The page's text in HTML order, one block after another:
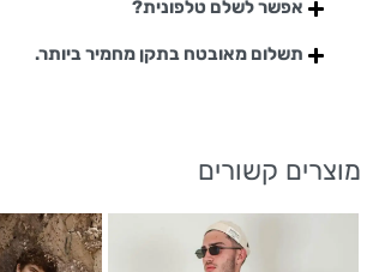
אפשר לשלם טלפונית?
תשלום מאובטח בתקן מחמיר ביותר.
מוצרים קשורים